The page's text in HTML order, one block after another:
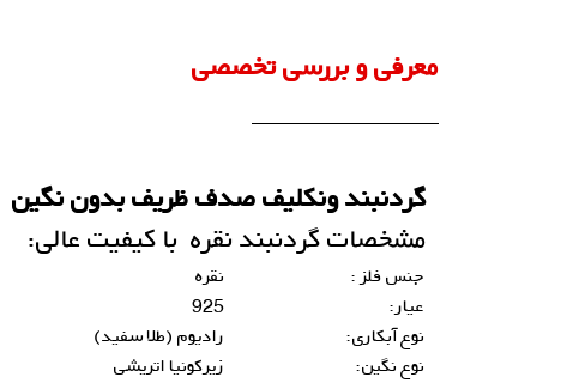
معرفی و بررسی تخصصی
گردنبند ونکلیف صدف ظریف بدون نگین
مشخصاتگردنبند نقره با کیفیت عالی:
جنس فلز :
نقره
عیار:
925
نوع آبکاری:
رادیوم (طلا سفید)
نوع نگین:
زیرکونیا اتریشی